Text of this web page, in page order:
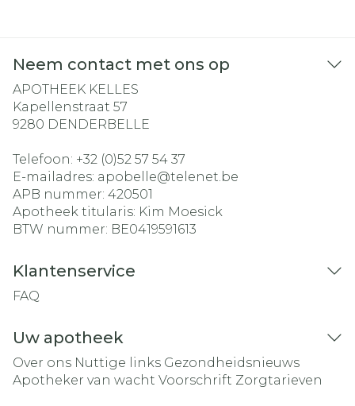
Neem contact met ons op
APOTHEEK KELLES
Kapellenstraat 57
9280 DENDERBELLE
Telefoon: +32 (0)52 57 54 37
E-mailadres: apobelle@telenet.be
APB nummer: 420501
Apotheek titularis: Kim Moesick
BTW nummer: BE0419591613
Klantenservice
FAQ
Uw apotheek
Over ons Nuttige links Gezondheidsnieuws
Apotheker van wacht Voorschrift Zorgtarieven